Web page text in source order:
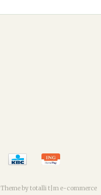
Theme by totalli t|m e-commerce